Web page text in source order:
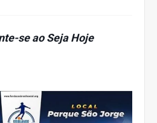
se ao Seja Hoje